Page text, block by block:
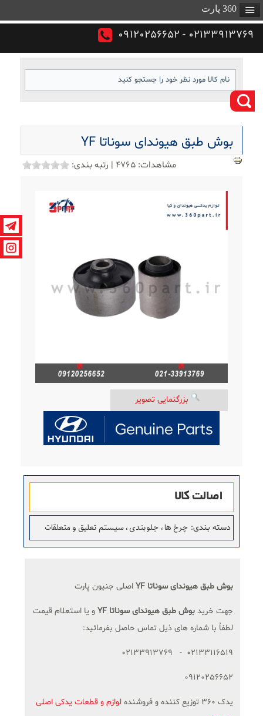
02133913769 - 09120256652
بوش طبق هیوندای سوناتا YF
مشاهدات: 4765
| رتبه بندی:
بزرگنمایی تصویر
اصالت کالا
دسته بندی: چرخ ها ، جلوبندی ، سیستم تعلیق و متعلقات
بوش طبق هیوندای سوناتا YF اصلی جنیون پارت
جهت خرید بوش طبق هیوندای سوناتا YF
و یا استعلام قیمت
لطفاً با شماره های ذیل تماس حاصل بفرمائید:
02133116519 - 02133913769
09120256652
یدک 360 توزیع کننده و فروشنده
لوازم و قطعات یدکی اصلی
360 پارت